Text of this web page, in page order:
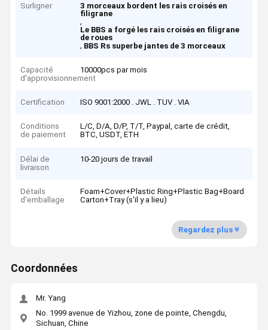
Surligner
3 morceaux bordent les rais croisés en
filigrane
,
Le BBS a forgé les rais croisés en filigrane
de roues
, BBS Rs superbe jantes de 3 morceaux
Capacité
d'approvisionnement
10000pcs par mois
Certification ISO 9001:2000 . JWL . TUV . VIA
Conditions
de paiement
L/C, D/A, D/P, T/T, Paypal, carte de crédit,
BTC, USDT, ETH
Délai de
livraison
10-20 jours de travail
Détails
d'emballage
Foam+Cover+Plastic Ring+Plastic Bag+Board
Carton+Tray (s'il y a lieu)
Regardez plus
Coordonnées
Mr. Yang
No. 1999 avenue de Yizhou, zone de pointe, Chengdu,
Sichuan, Chine